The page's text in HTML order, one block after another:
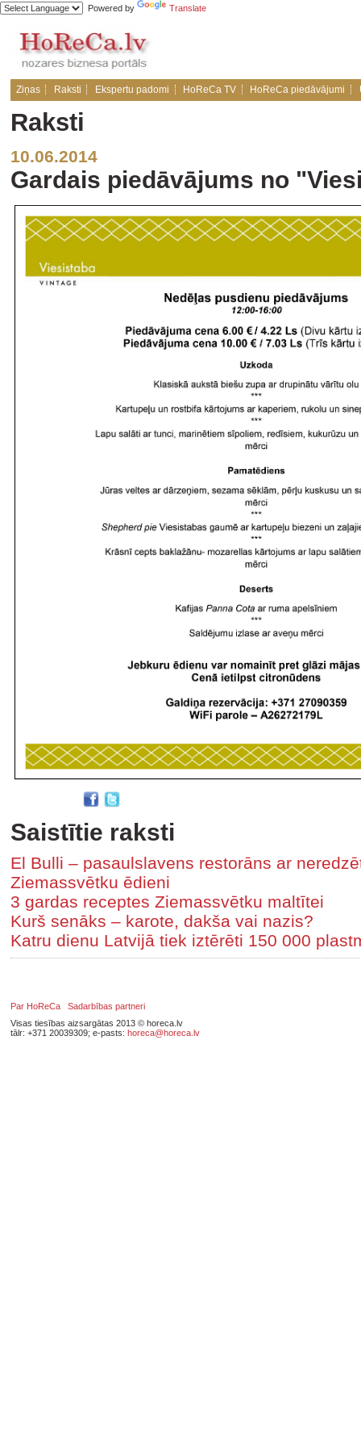
Powered by Translate
Ziņas Raksti Ekspertu padomi HoReCa TV HoReCa piedāvājumi
Raksti
10.06.2014
Gardais piedāvājums no
Saistītie raksti
El Bulli – pasaulslavens restorāns ar
Ziemassvētku ēdieni
3 gardas receptes Ziemassvētku maltītei
Kurš senāks – karote, dakša vai nazis?
Katru dienu Latvijā tiek iztērēti 150 000
Par HoReCa
Sadarbības partneri
Visas tiesības aizsargātas 2013 © horeca.lv
tālr: +371 20039309; e-pasts: horeca@horeca.lv